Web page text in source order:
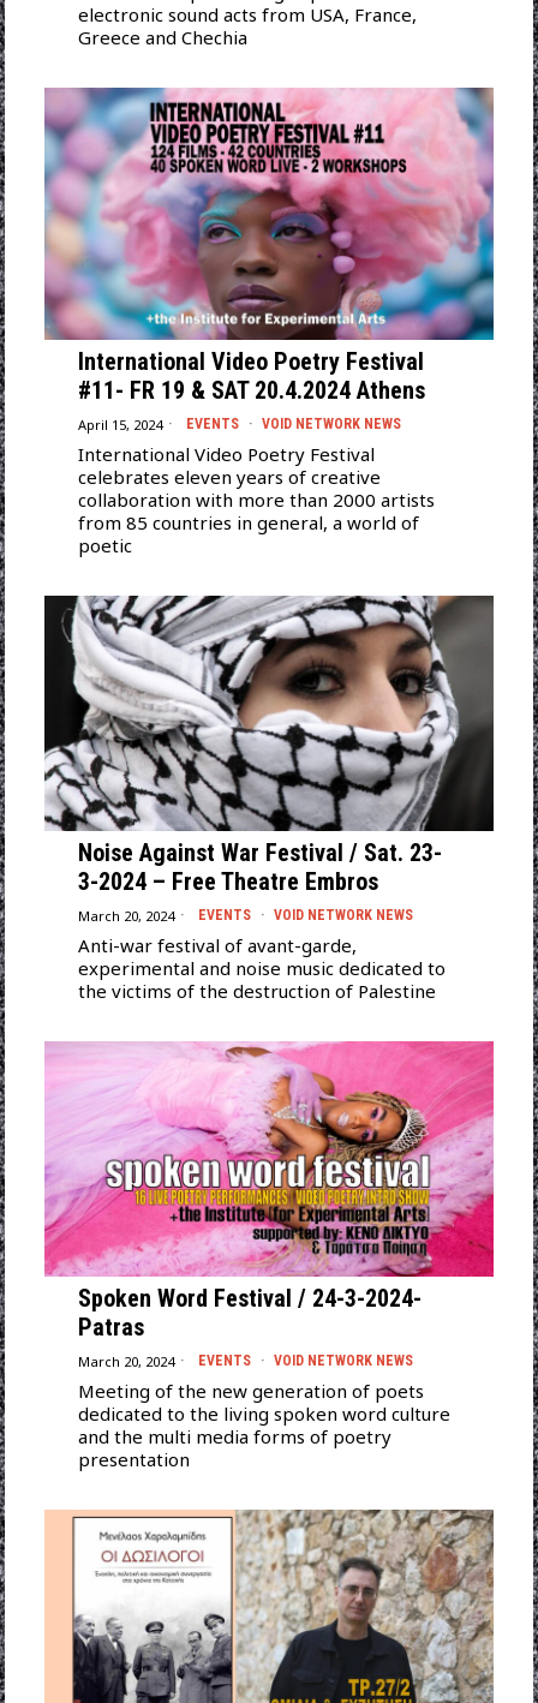
electronic sound acts from USA, France,
Greece and Chechia
International Video Poetry Festival
#11- FR 19 & SAT 20.4.2024 Athens
April 15, 2024 EVENTS · VOID NETWORK NEWS
International Video Poetry Festival
celebrates eleven years of creative
collaboration with more than 2000 artists
from 85 countries in general, a world of
poetic
Noise Against War Festival / Sat. 23-
3-2024 – Free Theatre Embros
March 20, 2024 EVENTS · VOID NETWORK NEWS
Anti-war festival of avant-garde,
experimental and noise music dedicated to
the victims of the destruction of Palestine
Spoken Word Festival / 24-3-2024-
Patras
March 20, 2024 EVENTS · VOID NETWORK NEWS
Meeting of the new generation of poets
dedicated to the living spoken word culture
and the multi media forms of poetry
presentation